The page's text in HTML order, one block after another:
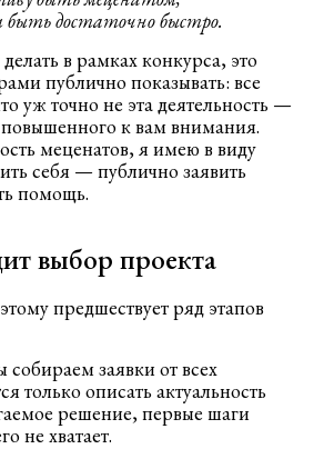
быть достаточно быстро.
в рамках конкурса, это
публично показывать: все
уж точно не эта деятельность —
к вам внимания.
меценатов, я имею в виду
себя — публично заявить
помощь.
выбор проекта
предшествует ряд этапов
заявки от всех
только описать актуальность
решение, первые шаги
не хватает.